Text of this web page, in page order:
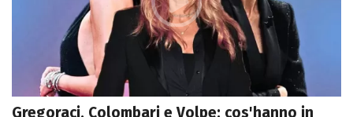
Gregoraci, Colombari e Volpe: cos'hanno in